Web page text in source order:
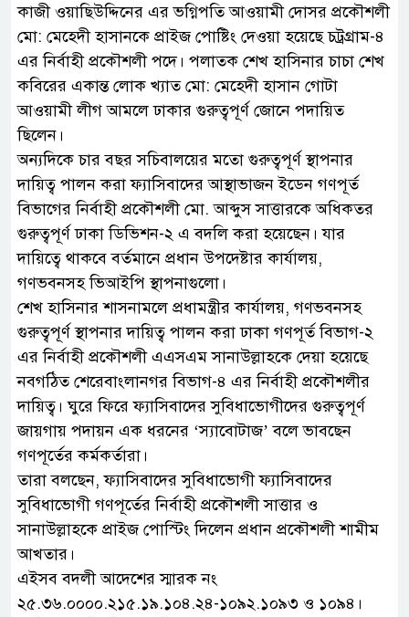
কাজী ওয়াছিউদ্দিনের এর ভগ্নিপতি আওয়ামী দোসর প্রকৌশলী
মো: মেহেদী হাসানকে প্রাইজ পোষ্টিং দেওয়া হয়েছে চট্রগ্রাম-৪
এর নির্বাহী প্রকৌশলী পদে। পলাতক শেখ হাসিনার চাচা শেখ
কবিরের একান্ত লোক খ্যাত মো: মেহেদী হাসান গোটা
আওয়ামী লীগ আমলে ঢাকার গুরুত্বপূর্ণ জোনে পদায়িত
ছিলেন।
অন্যদিকে চার বছর সচিবালয়ের মতো গুরুত্বপূর্ণ স্থাপনার
দায়িত্ব পালন করা ফ্যাসিবাদের আস্থাভাজন ইডেন গণপূর্ত
বিভাগের নির্বাহী প্রকৌশলী মো. আব্দুস সাত্তারকে অধিকতর
গুরুত্বপূর্ণ ঢাকা ডিভিশন-২ এ বদলি করা হয়েছেন। যার
দায়িত্বে থাকবে বর্তমানে প্রধান উপদেষ্টার কার্যালয়,
গণভবনসহ ভিআইপি স্থাপনাগুলো।
শেখ হাসিনার শাসনামলে প্রধামন্ত্রীর কার্যালয়, গণভবনসহ
গুরুত্বপূর্ণ স্থাপনার দায়িত্ব পালন করা ঢাকা গণপূর্ত বিভাগ-২
এর নির্বাহী প্রকৌশলী এএসএম সানাউল্লাহকে দেয়া হয়েছে
নবগঠিত শেরেবাংলানগর বিভাগ-৪ এর নির্বাহী প্রকৌশলীর
দায়িত্ব। ঘুরে ফিরে ফ্যাসিবাদের সুবিধাভোগীদের গুরুত্বপূর্ণ
জায়গায় পদায়ন এক ধরনের ‘স্যাবোটাজ’ বলে ভাবছেন
গণপূর্তের কর্মকর্তারা।
তারা বলছেন, ফ্যাসিবাদের সুবিধাভোগী ফ্যাসিবাদের
সুবিধাভোগী গণপূর্তের নির্বাহী প্রকৌশলী সাত্তার ও
সানাউল্লাহকে প্রাইজ পোস্টিং দিলেন প্রধান প্রকৌশলী শামীম
আখতার।
এইসব বদলী আদেশের স্মারক নং
২৫.৩৬.০০০০.২১৫.১৯.১০৪.২৪-১০৯২.১০৯৩ ও ১০৯৪।